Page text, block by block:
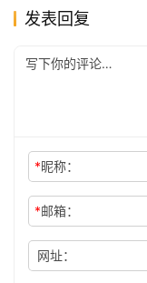
司
科
技
发表回复
*昵称：
*邮箱：
网址：